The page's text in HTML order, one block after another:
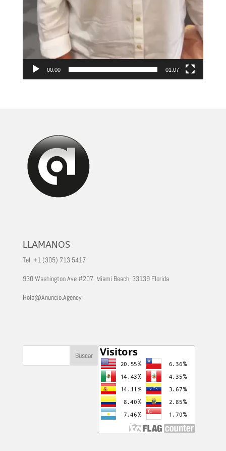
00:00 01:07
LLAMANOS
Tel. +1 (305) 713 5417
930 Washington Ave #207, Miami Beach, 33139 Florida
Hola@Anuncio.Agency